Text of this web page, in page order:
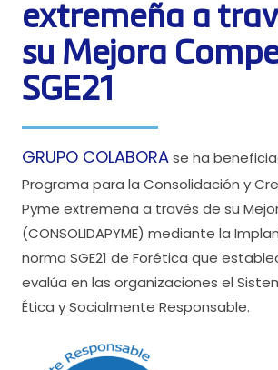
extremeña a
su Mejora
SGE21
GRUPO COLABORAse ha
Programa para la Consolidación y
Pyme extremeña a través de su
(CONSOLIDAPYME) mediante la
norma SGE21 de Forética que
evalúa en las organizaciones el
Ética y Socialmente Responsable.